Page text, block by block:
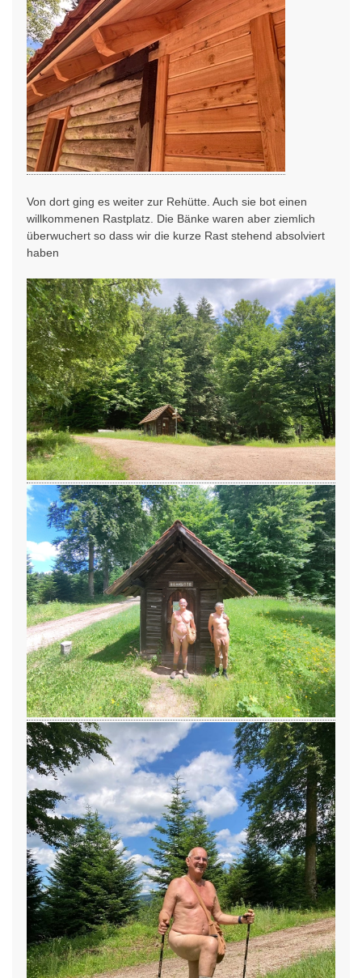
Von dort ging es weiter zur Rehütte. Auch sie bot einen
willkommenen Rastplatz. Die Bänke waren aber ziemlich
überwuchert so dass wir die kurze Rast stehend absolviert
haben